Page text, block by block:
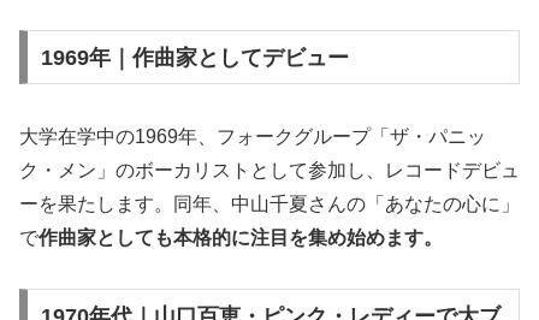
1969年｜作曲家としてデビュー
大学在学中の1969年、フォークグループ「ザ・パニッ
ク・メン」のボーカリストとして参加し、レコードデビュ
ーを果たします。同年、中山千夏さんの「あなたの心に」
で作曲家としても本格的に注目を集め始めます。